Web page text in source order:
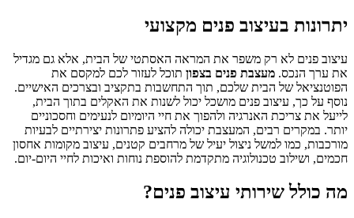
יתרונות בעיצוב פנים מקצועי
עיצוב פנים לא רק משפר את המראה האסתטי של הבית, אלא גם מגדיל
את ערך הנכס. מעצבת פנים בצפון תוכל לעזור לכם למקסם את
הפוטנציאל של הבית שלכם, תוך התחשבות בתקציב ובצרכים האישיים.
נוסף על כך, עיצוב פנים מושכל יכול לשנות את האקלים בתוך הבית,
לייעל את צריכת האנרגיה ולהפוך את חיי היומיום לנעימים וחסכוניים
יותר. במקרים רבים, המעצבת יכולה להציע פתרונות יצירתיים לבעיות
מורכבות, כמו למשל ניצול יעיל של מרחבים קטנים, עיצוב מקומות אחסון
חכמים, ושילוב טכנולוגיה מתקדמת להוספת נוחות ואיכות לחיי היום-יום.
מה כולל שירותי עיצוב פנים?